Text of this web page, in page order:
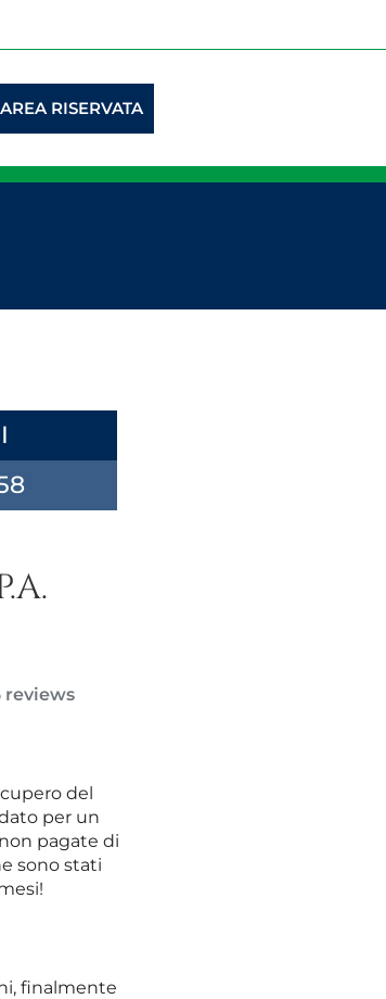
AREA RISERVATA
reviews
del
per un
pagate di
sono stati
finalmente